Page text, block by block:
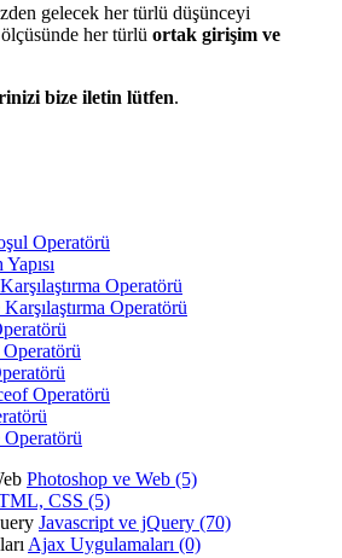
gelecek her türlü düşünceyi
her türlü ortak girişim ve
bize iletin lütfen.
Operatörü
Operatörü
Operatörü
Operatörü
Operatörü
Photoshop ve Web (5)
CSS (5)
Javascript ve jQuery (70)
Ajax Uygulamaları (0)